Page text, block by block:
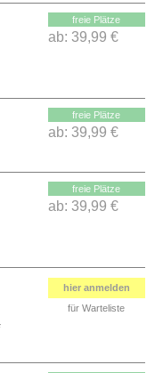
freie Plätze
ab: 39,99 €
freie Plätze
ab: 39,99 €
freie Plätze
ab: 39,99 €
hier anmelden
für Warteliste